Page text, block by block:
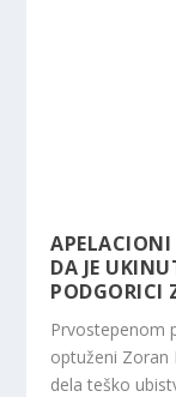
APELACIONI
DA JE
PODGORICI
Prvostepenom
optuženi Zoran
dela teško